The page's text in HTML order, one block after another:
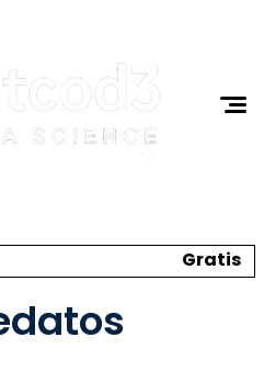
de Datos
de Mi
Gratis